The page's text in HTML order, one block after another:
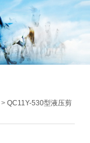
>QC11Y-530型液压剪